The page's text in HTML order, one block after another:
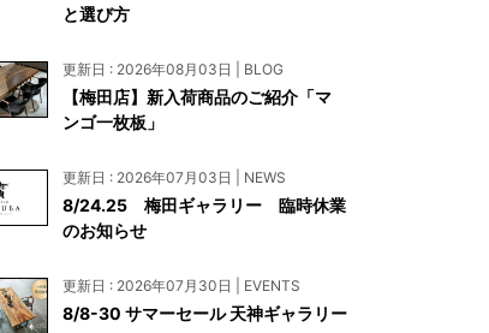
お問い合わせ
資料請求
工務店様・設計会社様向けお問い合わせ
一枚板買い取りに関して
と選び方
更新日 : 2026年08月03日 | BLOG
【梅田店】新入荷商品のご紹介「マ
ンゴ一枚板」
更新日 : 2026年07月03日 | NEWS
8/24.25 梅田ギャラリー 臨時休業
のお知らせ
更新日 : 2026年07月30日 | EVENTS
8/8-30 サマーセール 天神ギャラリー